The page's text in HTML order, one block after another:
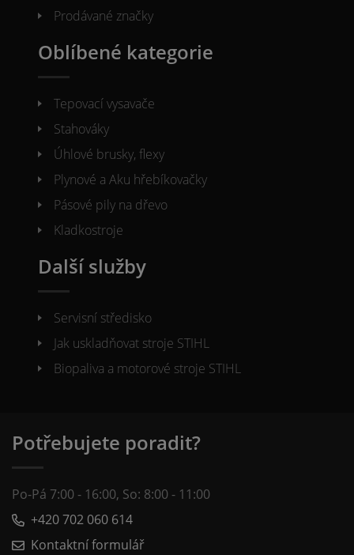
Prodávané značky
Oblíbené kategorie
Tepovací vysavače
Stahováky
Úhlové brusky, flexy
Plynové a Aku hřebíkovačky
Pásové pily na dřevo
Kladkostroje
Další služby
Servisní středisko
Jak uskladňovat stroje STIHL
Biopaliva a motorové stroje STIHL
Potřebujete poradit?
Po-Pá 7:00 - 16:00, So: 8:00 - 11:00
+420 702 060 614
Kontaktní formulář